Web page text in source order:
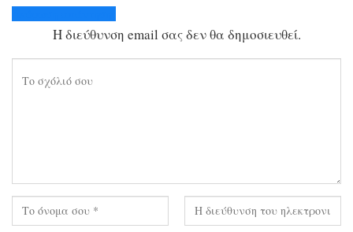
Η διεύθυνση email σας δεν θα δημοσιευθεί.